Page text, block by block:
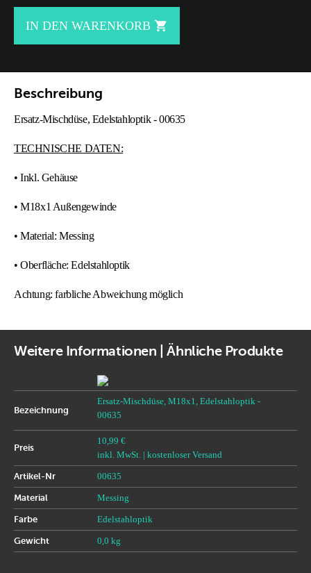
IN DEN WARENKORB 
Beschreibung
Ersatz-Mischdüse, Edelstahloptik - 00635
TECHNISCHE DATEN:
• Inkl. Gehäuse
• M18x1 Außengewinde
• Material: Messing
• Oberfläche: Edelstahloptik
Achtung: farbliche Abweichung möglich
Weitere Informationen | Ähnliche Produkte
Bezeichnung
Ersatz-Mischdüse, M18x1, Edelstahloptik -
00635
Preis
10,99 €
inkl. MwSt. | kostenloser Versand
Artikel-Nr 00635
Material Messing
Farbe Edelstahloptik
Gewicht 0,0 kg